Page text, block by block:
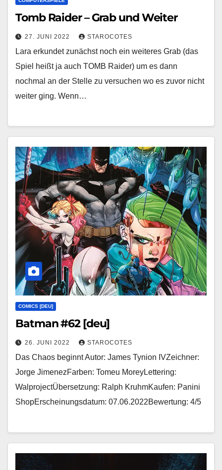
Tomb Raider – Grab und Weiter
27. JUNI 2022 STAROCOTES
Lara erkundet zunächst noch ein weiteres Grab (das
Spiel heißt ja auch TOMB Raider) um es dann
nochmal an der Stelle zu versuchen wo es zuvor nicht
weiter ging. Wenn…
COMICS [DEU]
Batman #62 [deu]
26. JUNI 2022 STAROCOTES
Das Chaos beginnt Autor: James Tynion IVZeichner:
Jorge JimenezFarben: Tomeu MoreyLettering:
WalprojectÜbersetzung: Ralph KruhmKaufen: Panini
ShopErscheinungsdatum: 07.06.2022Bewertung: 4/5